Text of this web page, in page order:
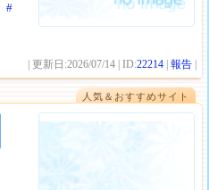
#
| 更新日:2026/07/14 | ID:22214 |報告
人気＆おすすめサイト